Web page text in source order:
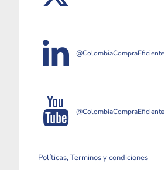
@ColombiaCompraEficiente
@ColombiaCompraEficiente
Políticas, Terminos y condiciones